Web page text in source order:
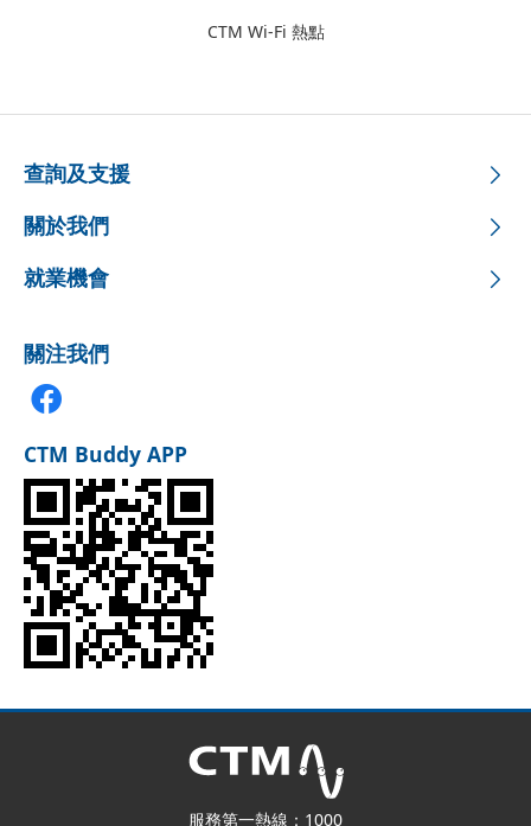
CTM Wi-Fi 熱點
查詢及支援
關於我們
就業機會
關注我們
CTM Buddy APP
服務第一熱線：1000